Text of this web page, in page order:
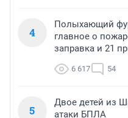
4
Полыхающий
главное о
заправка и 21
6 617 54
5
Двое детей из
атаки БПЛА